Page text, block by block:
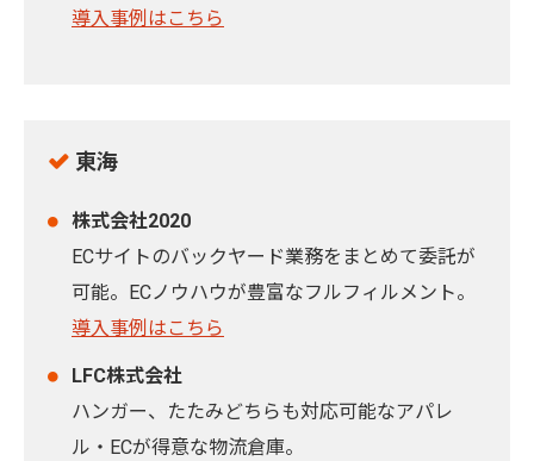
導入事例はこちら
東海
株式会社2020
ECサイトのバックヤード業務をまとめて委託が
可能。ECノウハウが豊富なフルフィルメント。
導入事例はこちら
LFC株式会社
ハンガー、たたみどちらも対応可能なアパレ
ル・ECが得意な物流倉庫。